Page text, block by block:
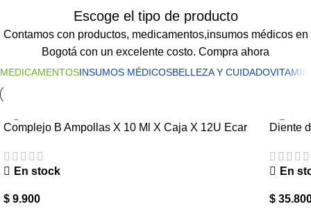
Escoge el tipo de producto
Contamos con productos, medicamentos,insumos médicos en
Bogotá con un excelente costo. Compra ahora
MEDICAMENTOSINSUMOS MÉDICOSBELLEZA Y CUIDADO
Complejo B Ampollas X 10 Ml X Caja X 12U Ecar
En stock
$ 9.900
Diente
En
$